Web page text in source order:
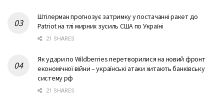
Штілерман прогнозує затримку у постачанні ракет до
Patriot на тлі мирних зусиль США по Україні
21 SHARES
Як удари по Wildberries перетворилися на новий фронт
економічної війни – українські атаки хитають банківську
систему рф
21 SHARES